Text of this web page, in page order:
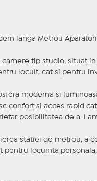
langa Metrou
tip studio, situat
locuit, cat si pentru
moderna si
confort si acces rapid
posibilitatea de a-l
statiei de metrou, a
pentru locuinta